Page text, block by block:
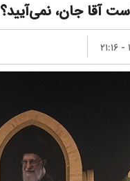
آقا جان، نمی‌آیید؟